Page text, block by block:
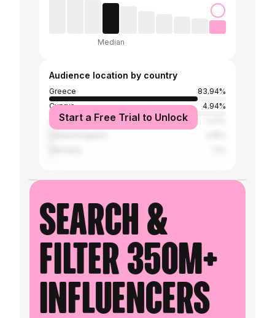
Median
Audience location by country
Greece
83.94%
Cyprus
4.94%
United States
Start a Free Trial to Unlock
Search &
filter 350M+
influencers